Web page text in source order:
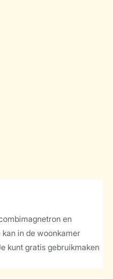
en
in de woonkamer
kunt gratis gebruikmaken